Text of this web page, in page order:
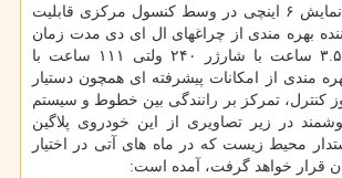
جلو محرک صفحه نمایش ۶ اینچی در وسط کنسول مرکزی قابلیت
بهره مندی از چراغهای ال ای دی مدت زمان
شارژ کامل حدود ۳.۵ ساعت با شارژر ۲۴۰ ولتی ۱۱۱ ساعت با
ولتی بهره مندی از امکانات پیشرفته ای همچون دستیار
کنترل، تمرکز بر رانندگی بین خطوط و سیستم
در زیر تصاویری از این خودروی پلاگین
محیط زیست که در ماه های آتی در اختیار
قرار خواهد گرفت، آمده است: